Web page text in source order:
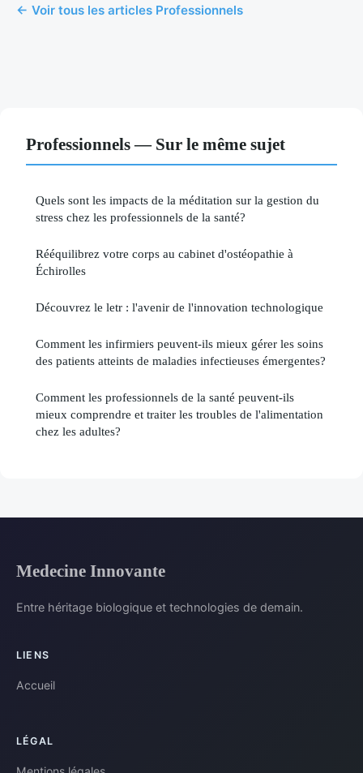
← Voir tous les articles Professionnels
Professionnels — Sur le même sujet
Quels sont les impacts de la méditation sur la gestion du
stress chez les professionnels de la santé?
Rééquilibrez votre corps au cabinet d'ostéopathie à
Échirolles
Découvrez le letr : l'avenir de l'innovation technologique
Comment les infirmiers peuvent-ils mieux gérer les soins
des patients atteints de maladies infectieuses émergentes?
Comment les professionnels de la santé peuvent-ils
mieux comprendre et traiter les troubles de l'alimentation
chez les adultes?
Medecine Innovante
Entre héritage biologique et technologies de demain.
LIENS
Accueil
LÉGAL